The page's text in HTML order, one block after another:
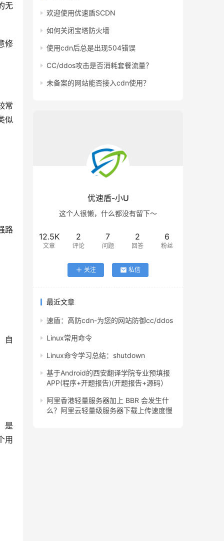
无
修
常
似
路
自
是
用
欢迎使用优速盾SCDN
如何关闭宝塔防火墙
使用cdn后总是出现504错误
CC/ddos攻击是否消耗套餐流量？
未备案的网站能否接入cdn使用？
优速盾-小U
这个人很懒，什么都没有留下～
12.5K
文章
2
评论
7
问题
2
回答
6
粉丝
关注 私信
最近文章
速盾：高防cdn-为您的网站防御cc/ddos
Linux常用命令
Linux命令学习总结：shutdown
基于Android的西安翻译学院专业预填报
APP(程序+开题报告)(开题报告+源码）
阿里香港轻量服务器加上 BBR 会发生什
么？阿里云轻量级服务器下载上传速度慢